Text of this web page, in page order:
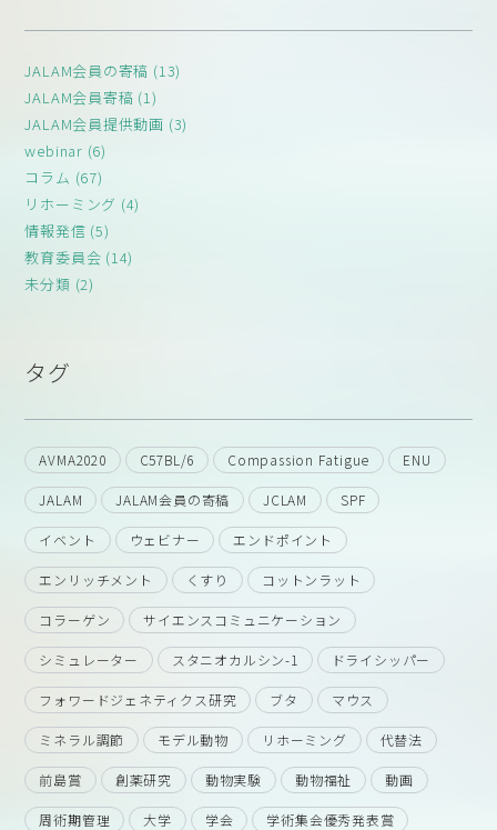
JALAM会員の寄稿 (13)
JALAM会員寄稿 (1)
JALAM会員提供動画 (3)
webinar (6)
コラム (67)
リホーミング (4)
情報発信 (5)
教育委員会 (14)
未分類 (2)
タグ
AVMA2020 C57BL/6 Compassion Fatigue ENU
JALAM JALAM会員の寄稿 JCLAM SPF
イベント ウェビナー エンドポイント
エンリッチメント くすり コットンラット
コラーゲン サイエンスコミュニケーション
シミュレーター スタニオカルシン-1 ドライシッパー
フォワードジェネティクス研究 ブタ マウス
ミネラル調節 モデル動物 リホーミング 代替法
前島賞 創薬研究 動物実験 動物福祉 動画
周術期管理 大学 学会 学術集会優秀発表賞